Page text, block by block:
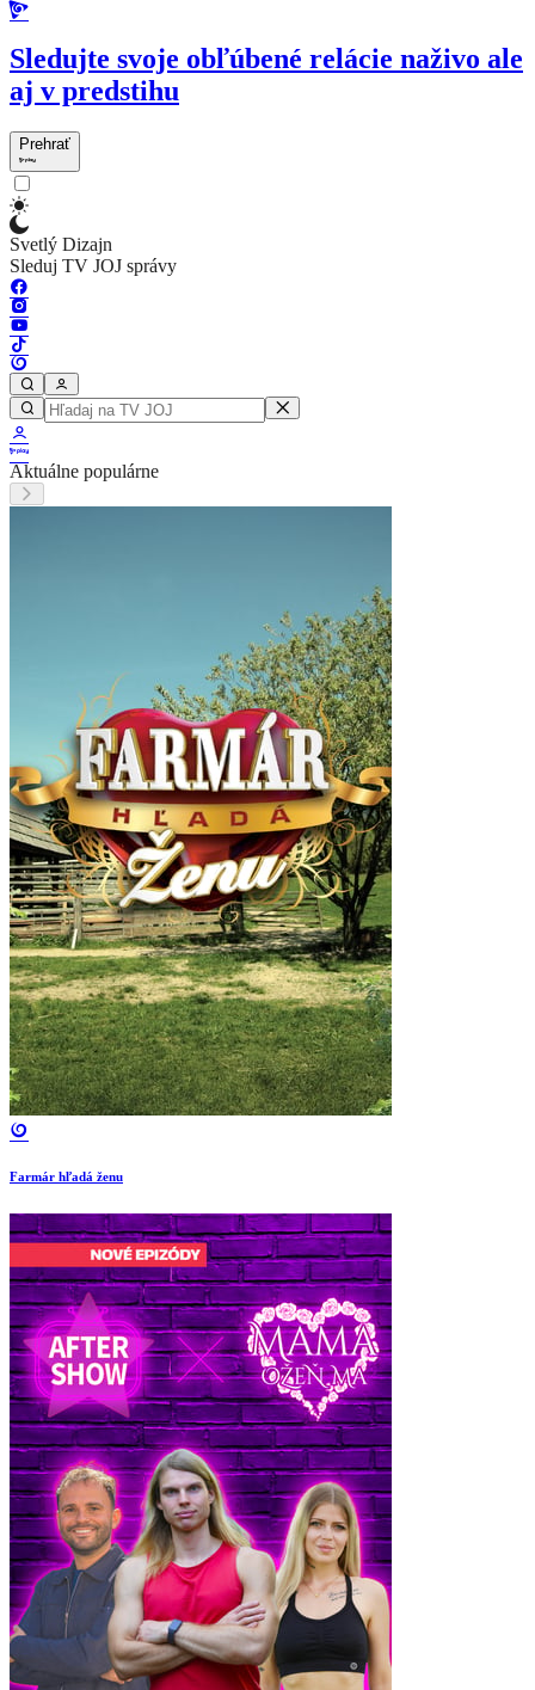
Sledujte svoje obľúbené relácie naživo ale
aj v predstihu
Prehrať
Svetlý Dizajn
Sleduj TV JOJ správy
Aktuálne populárne
Farmár hľadá ženu